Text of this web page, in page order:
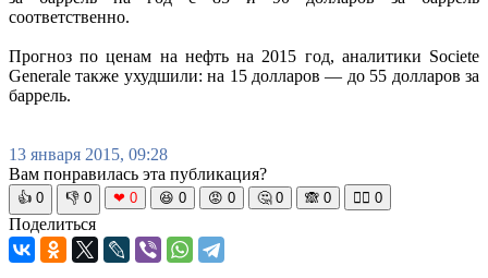
соответственно.
Прогноз по ценам на нефть на 2015 год, аналитики Societe
Generale также ухудшили: на 15 долларов — до 55 долларов за
баррель.
13 января 2015, 09:28
Вам понравилась эта публикация?
👍 0 👎 0 ❤ 0 😆 0 😡 0 🤔 0 🙈 0 🧘‍♀️ 0
Поделиться